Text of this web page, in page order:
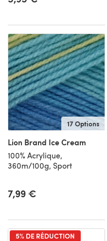
17 Options
Lion Brand Ice Cream
100% Acrylique,
360m/100g, Sport
7,99 €
5% DE RÉDUCTION